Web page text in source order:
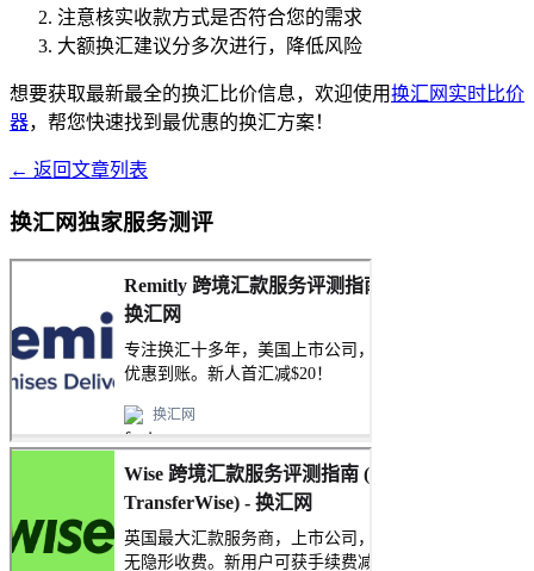
注意核实收款方式是否符合您的需求
大额换汇建议分多次进行，降低风险
想要获取最新最全的换汇比价信息，欢迎使用换汇网实时比价
器，帮您快速找到最优惠的换汇方案！
← 返回文章列表
换汇网独家服务测评